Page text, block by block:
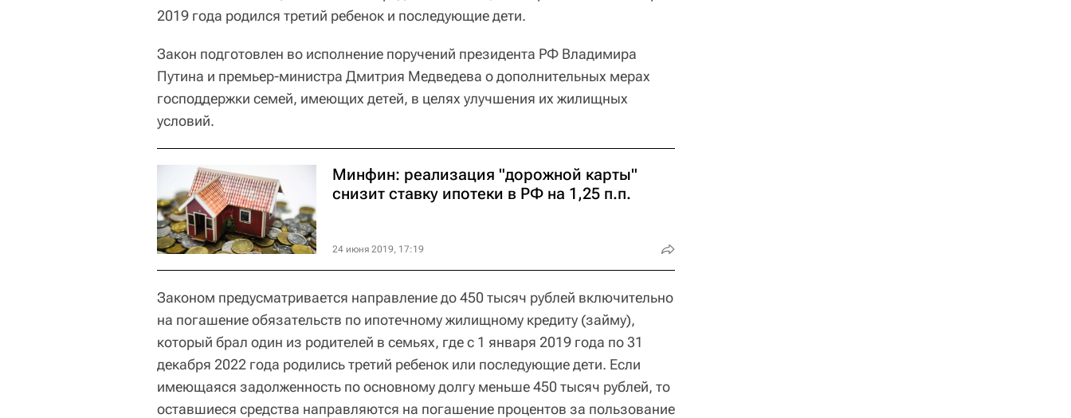
2019 года родился третий ребенок и последующие дети.
Закон подготовлен во исполнение поручений президента РФ Владимира
Путина и премьер-министра Дмитрия Медведева о дополнительных мерах
господдержки семей, имеющих детей, в целях улучшения их жилищных
условий.
Минфин: реализация "дорожной карты"
снизит ставку ипотеки в РФ на 1,25 п.п.
24 июня 2019, 17:19
Законом предусматривается направление до 450 тысяч рублей включительно
на погашение обязательств по ипотечному жилищному кредиту (займу),
который брал один из родителей в семьях, где с 1 января 2019 года по 31
декабря 2022 года родились третий ребенок или последующие дети. Если
имеющаяся задолженность по основному долгу меньше 450 тысяч рублей, то
оставшиеся средства направляются на погашение процентов за пользование